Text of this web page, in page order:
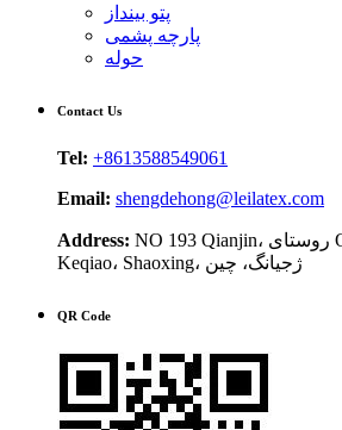
پتو بینداز
پارچه پشمی
حوله
Contact Us
Tel: +8613588549061
Email: shengdehong@leilatex.com
Address: NO 193 Qianjin، روستای Qunxian، شهر Qixian،
Keqiao، Shaoxing، ژجیانگ، چین
QR Code